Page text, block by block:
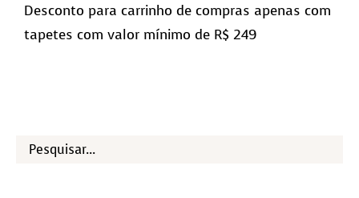
Desconto para carrinho de compras apenas com
tapetes com valor mínimo de R$ 249